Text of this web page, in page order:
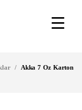
/ Akka 7 Oz Karton